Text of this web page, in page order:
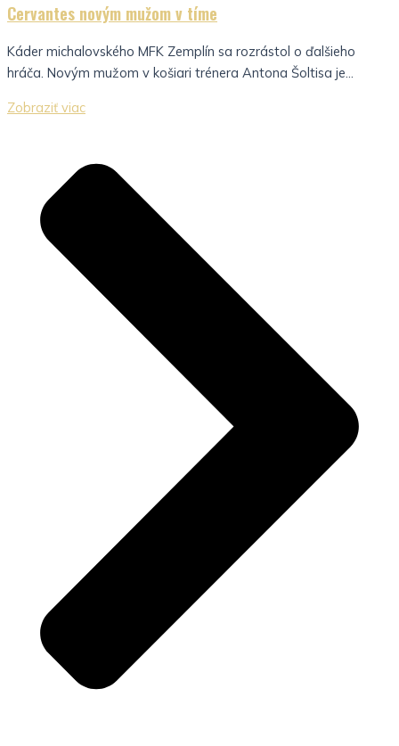
Cervantes novým mužom v tíme
Káder michalovského MFK Zemplín sa rozrástol o ďalšieho
hráča. Novým mužom v košiari trénera Antona Šoltisa je...
Zobraziť viac